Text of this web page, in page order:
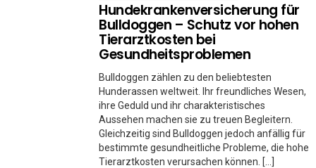
Hundekrankenversicherung für
Bulldoggen – Schutz vor hohen
Tierarztkosten bei
Gesundheitsproblemen
Bulldoggen zählen zu den beliebtesten
Hunderassen weltweit. Ihr freundliches Wesen,
ihre Geduld und ihr charakteristisches
Aussehen machen sie zu treuen Begleitern.
Gleichzeitig sind Bulldoggen jedoch anfällig für
bestimmte gesundheitliche Probleme, die hohe
Tierarztkosten verursachen können. […]